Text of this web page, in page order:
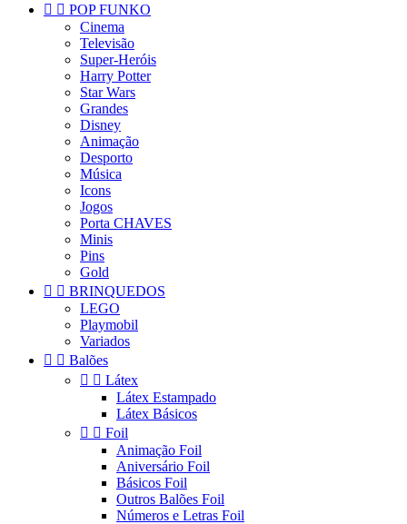
  POP FUNKO
Cinema
Televisão
Super-Heróis
Harry Potter
Star Wars
Grandes
Disney
Animação
Desporto
Música
Icons
Jogos
Porta CHAVES
Minis
Pins
Gold
  BRINQUEDOS
LEGO
Playmobil
Variados
  Balões
  Látex
Látex Estampado
Látex Básicos
  Foil
Animação Foil
Aniversário Foil
Básicos Foil
Outros Balões Foil
Números e Letras Foil